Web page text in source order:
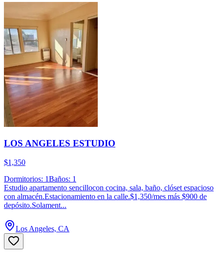
LOS ANGELES ESTUDIO
$1,350
Dormitorios: 1Baños: 1
Estudio apartamento sencillocon cocina, sala, baño, clóset espacioso
con almacén.Estacionamiento en la calle.$1,350/mes más $900 de
depósito.Solament...
Los Angeles, CA